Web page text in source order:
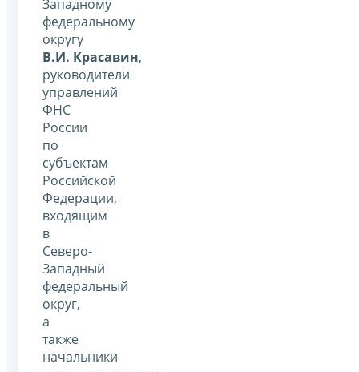
Западному
федеральному
округу
В.И. Красавин,
руководители
управлений
ФНС
России
по
субъектам
Российской
Федерации,
входящим
в
Северо-
Западный
федеральный
округ,
а
также
начальники